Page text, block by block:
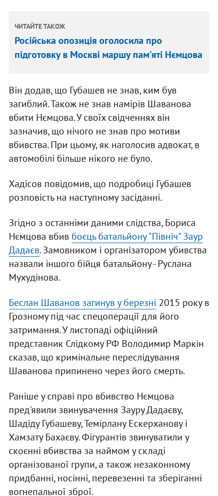
ЧИТАЙТЕ ТАКОЖ
Російська опозиція оголосила про
підготовку в Москві маршу пам'яті Нємцова
Він додав, що Губашев не знав, ким був
загиблий. Також не знав намірів Шаванова
вбити Нємцова. У своїх свідченнях він
зазначив, що нічого не знав про мотиви
вбивства. При цьому, як наголосив адвокат, в
автомобілі більше нікого не було.
Хадісов повідомив, що подробиці Губашев
розповість на наступному засіданні.
Згідно з останніми даними слідства, Бориса
Нємцова вбив боєць батальйону "Північ" Заур
Дадаєв. Замовником і організатором убивства
назвали іншого бійця батальйону - Руслана
Мухудінова.
Беслан Шаванов загинув у березні 2015 року в
Грозному під час спецоперації для його
затримання. У листопаді офіційний
представник Слідкому РФ Володимир Маркін
сказав, що кримінальне переслідування
Шаванова припинено через його смерть.
Раніше у справі про вбивство Нємцова
пред'явили звинувачення Зауру Дадаєву,
Шадіду Губашеву, Темірлану Ескерханову і
Хамзату Бахаєву. Фігурантів звинуватили у
скоєнні вбивства за наймом у складі
організованої групи, а також незаконному
придбанні, носінні, перевезенні та зберіганні
вогнепальної зброї.